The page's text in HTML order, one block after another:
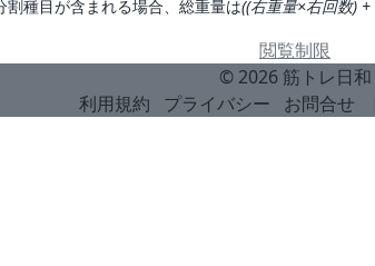
種目が含まれる場合、総重量は((右重量×右回数)
閲覧制限
© 2026 筋トレ日和
利用規約
プライバシー お問合せ